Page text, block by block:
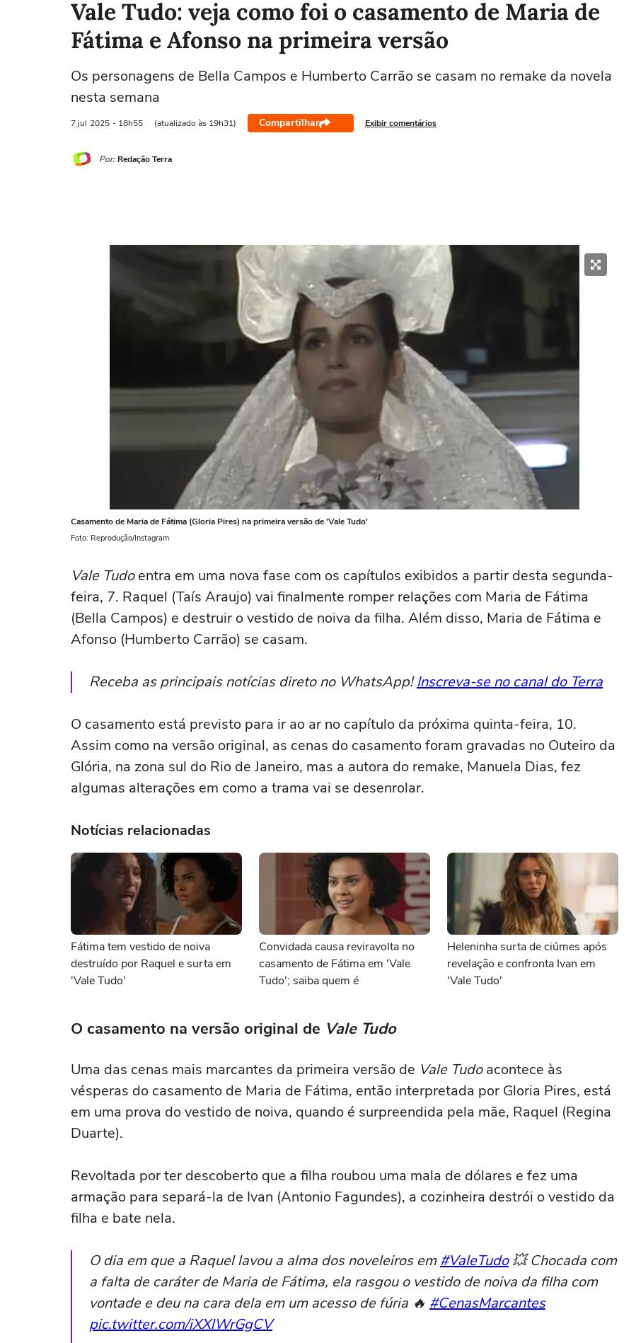
Vale Tudo: veja como foi o casamento de Maria de
Fátima e Afonso na primeira versão
Os personagens de Bella Campos e Humberto Carrão se casam no remake da novela
nesta semana
7 jul 2025 - 18h55 (atualizado às 19h31) Compartilhar Exibir comentários
Por: Redação Terra
Casamento de Maria de Fátima (Gloria Pires) na primeira versão de 'Vale Tudo'
Foto: Reprodução/Instagram
Vale Tudoentra em uma nova fase com os capítulos exibidos a partir desta segunda-
feira, 7. Raquel (Taís Araujo) vai finalmente romper relações com Maria de Fátima
(Bella Campos) e destruir o vestido de noiva da filha. Além disso, Maria de Fátima e
Afonso (Humberto Carrão) se casam.
Receba as principais notícias direto no WhatsApp!Inscreva-se no canal do Terra
O casamento está previsto para ir ao ar no capítulo da próxima quinta-feira, 10.
Assim como na versão original, as cenas do casamento foram gravadas no Outeiro da
Glória, na zona sul do Rio de Janeiro, mas a autora do remake, Manuela Dias, fez
algumas alterações em como a trama vai se desenrolar.
Notícias relacionadas
Fátima tem vestido de noiva
destruído por Raquel e surta em
'Vale Tudo'
Convidada causa reviravolta no
casamento de Fátima em 'Vale
Tudo'; saiba quem é
Heleninha surta de ciúmes após
revelação e confronta Ivan em
'Vale Tudo'
O casamento na versão original de Vale Tudo
Uma das cenas mais marcantes da primeira versão de Vale Tudoacontece às
vésperas do casamento de Maria de Fátima, então interpretada por Gloria Pires, está
em uma prova do vestido de noiva, quando é surpreendida pela mãe, Raquel (Regina
Duarte).
Revoltada por ter descoberto que a filha roubou uma mala de dólares e fez uma
armação para separá-la de Ivan (Antonio Fagundes), a cozinheira destrói o vestido da
filha e bate nela.
O dia em que a Raquel lavou a alma dos noveleiros em#ValeTudo💥 Chocada com
a falta de caráter de Maria de Fátima, ela rasgou o vestido de noiva da filha com
vontade e deu na cara dela em um acesso de fúria 🔥 #CenasMarcantes
pic.twitter.com/iXXlWrGgCV